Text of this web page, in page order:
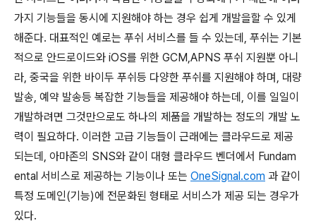
가지 기능들을 동시에 지원해야 하는 경우 쉽게 개발을할 수 있게
해준다. 대표적인 예로는 푸쉬 서비스를 들 수 있는데, 푸쉬는 기본
적으로 안드로이드와 iOS를 위한 GCM,APNS 푸쉬 지원뿐 아니
라, 중국을 위한 바이두 푸쉬등 다양한 푸쉬를 지원해야 하며, 대량
발송, 예약 발송등 복잡한 기능들을 제공해야 하는데, 이를 일일이
개발하려면 그것만으로도 하나의 제품을 개발하는 정도의 개발 노
력이 필요하다. 이러한 고급 기능들이 근래에는 클라우드로 제공
되는데, 아마존의 SNS와 같이 대형 클라우드 벤더에서 Fundam
ental 서비스로 제공하는 기능이나 또는 OneSignal.com 과 같이
특정 도메인(기능)에 전문화된 형태로 서비스가 제공 되는 경우가
있다.